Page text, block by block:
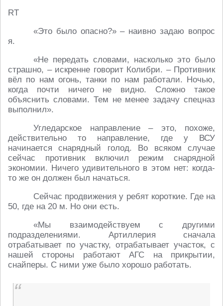
RT
«Это было опасно?» – наивно задаю вопрос
я.
«Не передать словами, насколько это было
страшно, – искренне говорит Колибри. – Противник
вёл по нам огонь, танки по нам работали. Ночью,
когда почти ничего не видно. Сложно такое
объяснить словами. Тем не менее задачу спецназ
выполнил».
Угледарское направление – это, похоже,
действительно то направление, где у ВСУ
начинается снарядный голод. Во всяком случае
сейчас противник включил режим снарядной
экономии. Ничего удивительного в этом нет: когда-
то же он должен был начаться.
Сейчас продвижения у ребят короткие. Где на
50, где на 20 м. Но они есть.
«Мы взаимодействуем с другими
подразделениями. Артиллерия сначала
отрабатывает по участку, отрабатывает участок, с
нашей стороны работают АГС на прикрытии,
снайперы. С ними уже было хорошо работать.